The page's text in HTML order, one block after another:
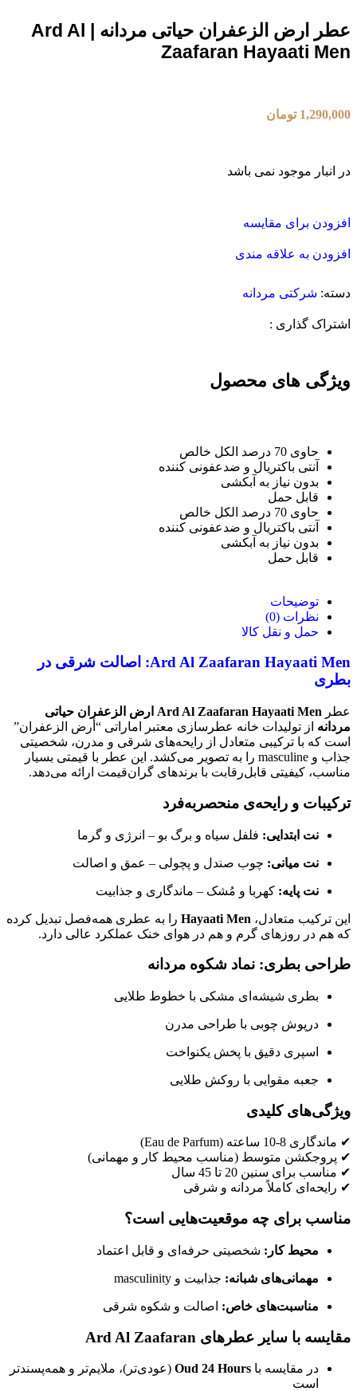
عطر ارض الزعفران حیاتی مردانه | Ard Al
Zaafaran Hayaati Men
1,290,000 تومان
در انبار موجود نمی باشد
افزودن برای مقایسه
افزودن به علاقه مندی
دسته: شرکتی مردانه
اشتراک گذاری :
ویژگی های محصول
حاوی 70 درصد الکل خالص
آنتی باکتریال و ضدعفونی کننده
بدون نیاز به آبکشی
قابل حمل
حاوی 70 درصد الکل خالص
آنتی باکتریال و ضدعفونی کننده
بدون نیاز به آبکشی
قابل حمل
توضیحات
نظرات (0)
حمل و نقل کالا
Ard Al Zaafaran Hayaati Men: اصالت شرقی در
بطری
عطر
Ard Al Zaafaran Hayaati Men ارض الزعفران حیاتی
مردانه از تولیدات خانه عطرسازی معتبر اماراتی “أرض الزعفران”
است که با ترکیبی متعادل از رایحه‌های شرقی و مدرن، شخصیتی
جذاب و masculine را به تصویر می‌کشد. این عطر با قیمتی بسیار
مناسب، کیفیتی قابل‌رقابت با برندهای گران‌قیمت ارائه می‌دهد.
ترکیبات و رایحه‌ی منحصربه‌فرد
نت ابتدایی: فلفل سیاه و برگ بو – انرژی و گرما
نت میانی: چوب صندل و پچولی – عمق و اصالت
نت پایه: کهربا و مُشک – ماندگاری و جذابیت
این ترکیب متعادل، Hayaati Men را به عطری همه‌فصل تبدیل کرده
که هم در روزهای گرم و هم در هوای خنک عملکرد عالی دارد.
طراحی بطری: نماد شکوه مردانه
بطری شیشه‌ای مشکی با خطوط طلایی
درپوش چوبی با طراحی مدرن
اسپری دقیق با پخش یکنواخت
جعبه مقوایی با روکش طلایی
ویژگی‌های کلیدی
✔ ماندگاری 8-10 ساعته (Eau de Parfum)
✔ پروجکشن متوسط (مناسب محیط کار و مهمانی)
✔ مناسب برای سنین 20 تا 45 سال
✔ رایحه‌ای کاملاً مردانه و شرقی
مناسب برای چه موقعیت‌هایی است؟
محیط کار: شخصیتی حرفه‌ای و قابل اعتماد
مهمانی‌های شبانه: جذابیت و masculinity
مناسبت‌های خاص: اصالت و شکوه شرقی
مقایسه با سایر عطرهای Ard Al Zaafaran
در مقایسه با Oud 24 Hours (عودی‌تر)، ملایم‌تر و همه‌پسندتر
است